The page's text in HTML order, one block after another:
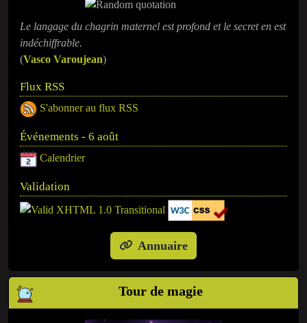
Le langage du chagrin maternel est profond et le secret en est
indéchiffrable.
(Vasco Varoujean)
Flux RSS
S'abonner au flux RSS
Événements - 6 août
Calendrier
Validation
Annuaire
Tour de magie